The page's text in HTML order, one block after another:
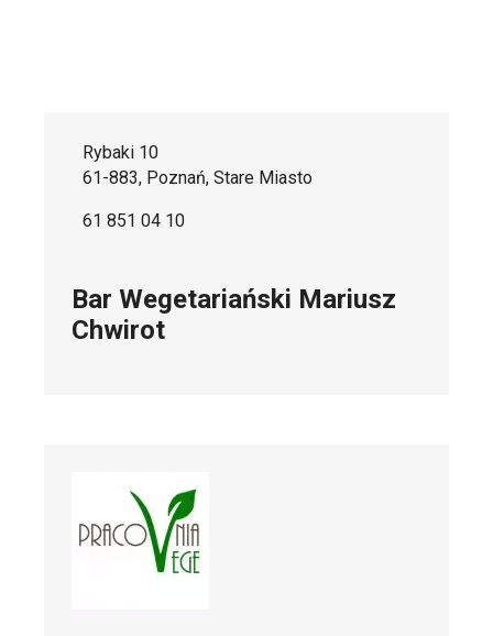
Rybaki 10
61-883, Poznań, Stare Miasto
61 851 04 10
Bar Wegetariański Mariusz
Chwirot